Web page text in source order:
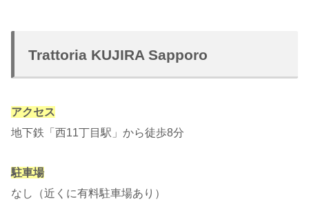
Trattoria KUJIRA Sapporo
アクセス
地下鉄「西11丁目駅」から徒歩8分
駐車場
なし（近くに有料駐車場あり）